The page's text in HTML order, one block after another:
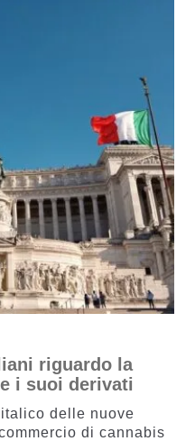
riguardo la
i suoi derivati
delle nuove
di cannabis